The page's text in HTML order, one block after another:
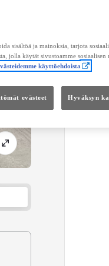
sisältöä ja mainoksia, tarjota
jolla käytät sivustoamme sosiaalisen
käyttöehdoista
evästeet Hyväksyn